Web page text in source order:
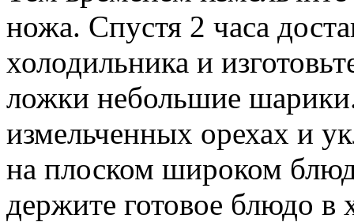
ножа. Спустя 2 часа
холодильника и
ложки небольшие
измельченных орехах и
на плоском широком
держите готовое блюдо в